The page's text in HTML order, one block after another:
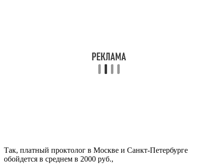
Так, платный проктолог в Москве и Санкт-Петербурге
обойдется в среднем в 2000 руб.,